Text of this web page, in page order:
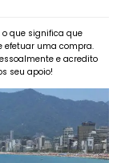
o que significa que
efetuar uma compra.
e acredito
seu apoio!